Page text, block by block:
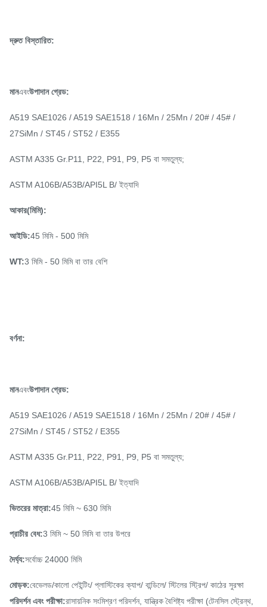
দ্রুত বিস্তারিত:
মানএবংউপাদান গ্রেড:
A519 SAE1026 / A519 SAE1518 / 16Mn / 25Mn / 20# / 45# /
27SiMn / ST45 / ST52 / E355
ASTM A335 Gr.P11, P22, P91, P9, P5 বা সমতুল্য;
ASTM A106B/A53B/API5L B/ ইত্যাদি
আকার(মিমি):
আইডি:45 মিমি - 500 মিমি
WT:3 মিমি - 50 মিমি বা তার বেশি
বর্ণনা:
মানএবংউপাদান গ্রেড:
A519 SAE1026 / A519 SAE1518 / 16Mn / 25Mn / 20# / 45# /
27SiMn / ST45 / ST52 / E355
ASTM A335 Gr.P11, P22, P91, P9, P5 বা সমতুল্য;
ASTM A106B/A53B/API5L B/ ইত্যাদি
ভিতরের মাত্রা:45 মিমি ~ 630 মিমি
প্রাচীর বেধ:3 মিমি ~ 50 মিমি বা তার উপরে
দৈর্ঘ্য:সর্বোচ্চ 24000 মিমি
মোড়ক:বেভেলড/কালো পেইন্টিং/ প্লাস্টিকের ক্যাপ/ বান্ডিলে/ স্টিলের স্ট্রিপ/ কাঠের সুরক্ষা
পরিদর্শন এবং পরীক্ষা:রাসায়নিক সংমিশ্রণ পরিদর্শন, যান্ত্রিক বৈশিষ্ট্য পরীক্ষা (টেনসিল স্ট্রেন্থ,